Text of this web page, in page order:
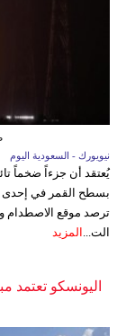
نيويورك - السعودية اليوم
بسطح القمر في إحدى
ترصد موقع الاصطدام
الت...
المزيد
اليونسكو تعتمد